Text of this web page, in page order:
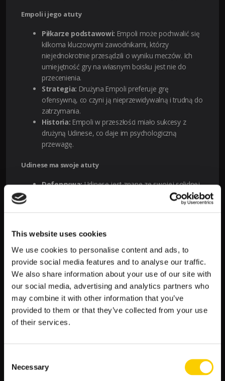
This website uses cookies
We use cookies to personalise content and ads, to
provide social media features and to analyse our traffic.
We also share information about your use of our site with
our social media, advertising and analytics partners who
may combine it with other information that you’ve
provided to them or that they’ve collected from your use
of their services.
Selection
Necessary
Empoli i jego atuty
Piłkarze podstawowi: Empoli może pochwalić się
kilkoma kluczowymi zawodnikami, którzy
niejednokrotnie przesądzili o wyniku meczów. Ich
umiejętność gry na własnym boisku jest nie do
przecenienia.
Strategia: Drużyna Empoli preferuje grę
ofensywną, co czyni ją nieprzewidywalną i trudną do
zatrzymania.
Historia: Empoli w przeszłości miało sukcesy z
drużyną Udinese, co daje im psychologiczną
przewagę.
Udinese ma swoje atuty
Defensywa:Udinese jest znane ze swojej solidnej
obrony, potrafią skutecznie zamknąć dostęp do
ich specjalnością, a mając odpowiednich
wykonawców, mogą błyskawicznie zmienić przebieg
gry.
Motywacja:Motywacja do wygranej w tym meczu
jest wysoka, co może dodatkowo podkręcić ich
formę na boisku.
Analiza bukmacherska LV BET
Według danych dostarczonych przez LV BET, kursy wynoszą:
Jak można zauważyć, bukmacherzy LV BET dają nieco większe